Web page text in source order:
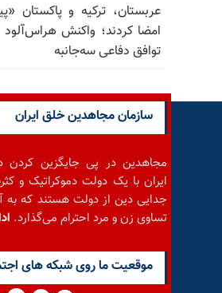
عربستان، ترکیه و پاکستان
امضا کردند؛ واکنش هراس‌آلود
توافق دفاعی سه‌جانبه
سازمان مجاهدین خلق ایران
مجاهدین در پی جایگزین کردن
ایران با یک دولت دموکراتیک و
جدایی دین از دولت هستند که به
تساوی زن و مرد احترام می‌گذارد.
موقعيت ما روى شبكه هاى